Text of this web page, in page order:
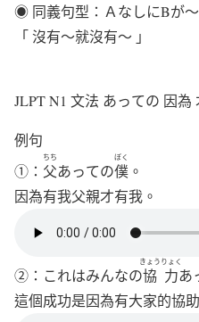
◉ 同義句型：ＡなしにBが
「 沒有～就沒有～ 」
JLPT N1 文法 あっての 因為
例句
①： 父
ちち
あっての僕
ぼく
。
因為有我父親才有我。
②：これはみんなの協力
きょうりょく
あ
這個成功是因為有大家的協助